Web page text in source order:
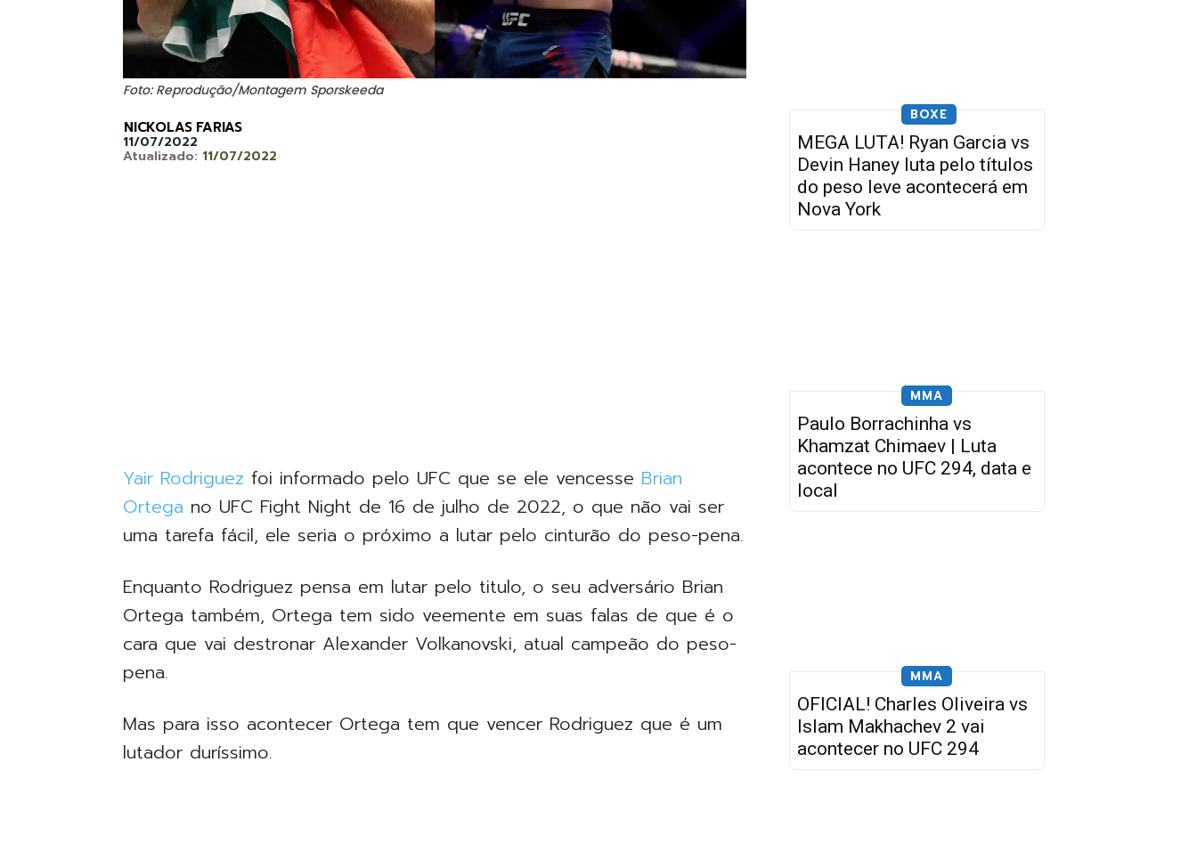
Foto: Reprodução/Montagem Sporskeeda
NICKOLAS FARIAS
11/07/2022
Atualizado: 11/07/2022
Yair Rodriguez foi informado pelo UFC que se ele vencesse Brian
Ortega no UFC Fight Night de 16 de julho de 2022, o que não vai ser
uma tarefa fácil, ele seria o próximo a lutar pelo cinturão do peso-pena.
Enquanto Rodriguez pensa em lutar pelo titulo, o seu adversário Brian
Ortega também, Ortega tem sido veemente em suas falas de que é o
cara que vai destronar Alexander Volkanovski, atual campeão do peso-
pena.
Mas para isso acontecer Ortega tem que vencer Rodriguez que é um
lutador duríssimo.
BOXE
MEGA LUTA! Ryan Garcia vs
Devin Haney luta pelo títulos
do peso leve acontecerá em
Nova York
MMA
Paulo Borrachinha vs
Khamzat Chimaev | Luta
acontece no UFC 294, data e
local
MMA
OFICIAL! Charles Oliveira vs
Islam Makhachev 2 vai
acontecer no UFC 294